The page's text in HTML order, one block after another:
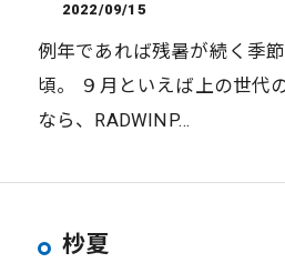
2022/09/15
例年であれば残暑が続く季
頃。 ９月といえば上の世代
なら、RADWINP…
杪夏